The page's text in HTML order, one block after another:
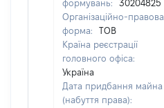
формувань:
30204825
Організаційно-правова
форма:
ТОВ
Країна реєстрації
головного офіса:
Україна
Дата придбання майна
(набуття права):